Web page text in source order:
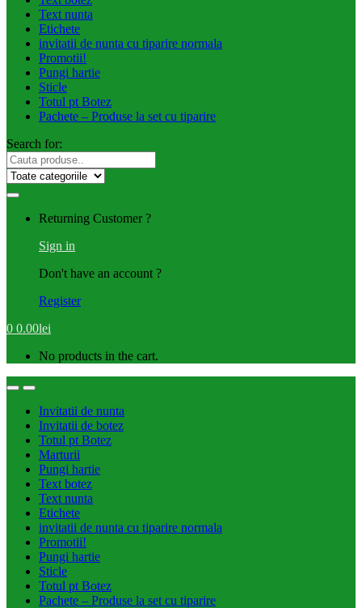
Text nunta
Etichete
invitatii de nunta cu tiparire normala
Promotii!
Pungi hartie
Sticle
Totul pt Botez
Pachete – Produse la set cu tiparire
Search for:
Returning Customer ?
Sign in
Don't have an account ?
Register
0 0.00lei
No products in the cart.
Invitatii de nunta
Invitatii de botez
Totul pt Botez
Marturii
Pungi hartie
Text botez
Text nunta
Etichete
invitatii de nunta cu tiparire normala
Promotii!
Pungi hartie
Sticle
Totul pt Botez
Pachete – Produse la set cu tiparire